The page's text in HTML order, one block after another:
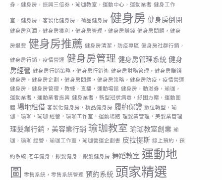
券，健身房，振興三倍券，瑜珈教室，運動中心，運動業者 健身工作
室，健身房，客製化健身房，精品健身房 健身房 健身房倒閉
健身房利潤，健身房獲利，健身房管理，健身房賺錢 健身房問題，健身
房退費 健身房推薦 健身房清潔，防疫專區 健身房社群行銷，
健身房行銷，疫情營運 健身房管理 健身房管理系統 健身
房經營 健身房行銷策略，健身房行銷術 健身房財務管理，健身房賺錢
健身房，健身房企劃，健身房問題，健身房策略，健身房防疫，疫情營運
健身房，健身房管理，教練，直播，運動場館 健身房，動滋券，瑜珈，
運動業者，運動業者振興 健身業者，新型冠狀病毒，紓困方案，運動團
體 場地租借 客製化健身房，精品健身房 履約保證 數位轉型，瑜
伽，瑜珈，瑜珈 經營，瑜珈工作室，運動場館 理髮業管理，美髮業管理
理髮業行銷，美容業行銷 瑜珈教室 瑜珈教室創業 瑜
珈，瑜珈 經營，瑜珈工作室，瑜珈營運企劃書 皮拉提斯 線上預約，預
約系統 老年健身，銀髮健身，銀髮健身房 舞蹈教室 運動地
圖
零售系統，零售系統管理 預約系統 頭家精選